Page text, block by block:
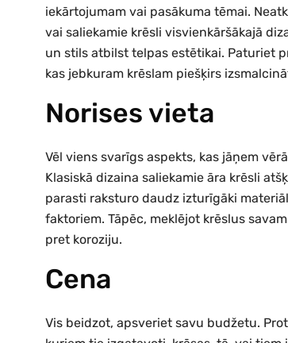
iekārtojumam vai pasākuma tēmai.
vai saliekamie krēsli visvienkāršākajā
un stils atbilst telpas estētikai. Paturiet
kas jebkuram krēslam piešķirs
Norises vieta
Vēl viens svarīgs aspekts, kas jāņem
Klasiskā dizaina saliekamie āra krēsli
parasti raksturo daudz izturīgāki
faktoriem. Tāpēc, meklējot krēslus
pret koroziju.
Cena
Vis beidzot, apsveriet savu budžetu.